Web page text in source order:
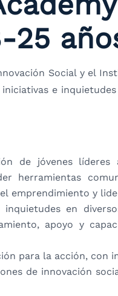
25
Social y el
e
de jóvenes líderes
herramientas
emprendimiento y
en
apoyo y
para la acción, con
de innovación